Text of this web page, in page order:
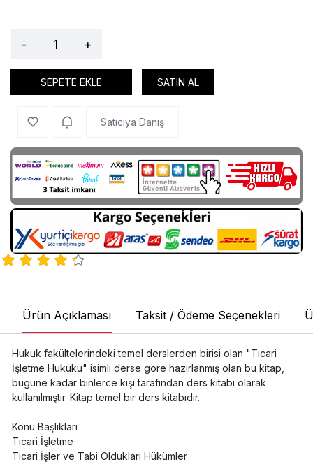
- +
SEPETE EKLE SATIN AL
Satıcıya Danış
Ürün Açıklaması Taksit / Ödeme Seçenekleri
Hukuk fakültelerindeki temel derslerden birisi olan "Ticari
İşletme Hukuku" isimli derse göre hazırlanmış olan bu kitap,
bugüne kadar binlerce kişi tarafından ders kitabı olarak
kullanılmıştır. Kitap temel bir ders kitabıdır.
Konu Başlıkları
Ticari İşletme
Ticari İşler ve Tabi Oldukları Hükümler